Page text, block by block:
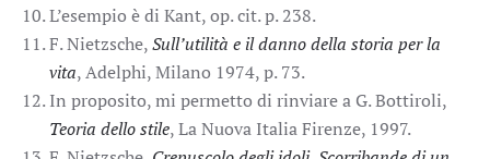
L’esempio è di Kant, op. cit. p. 238.
F. Nietzsche,Sull’utilità e il danno della storia per la
vita, Adelphi, Milano 1974, p. 73.
In proposito, mi permetto di rinviare a G. Bottiroli,
Teoria dello stile, La Nuova Italia Firenze, 1997.